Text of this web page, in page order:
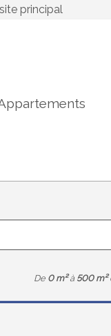
principal
De 0 m² à 500 m²